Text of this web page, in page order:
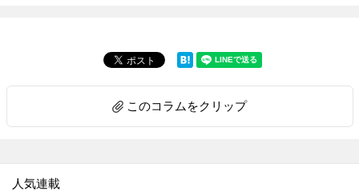
このコラムをクリップ
人気連載